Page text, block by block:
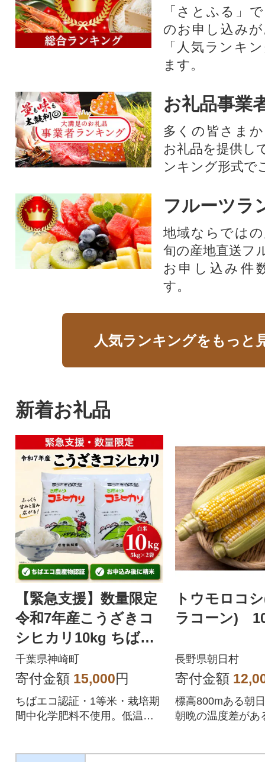
「さとふる」
のお申し込み
「人気ランキ
ます。
お礼品事業
多くの皆さま
お礼品を提供し
ンキング形式で
フルーツラ
地域ならでは
旬の産地直送フ
お申し込み件
す。
人気ランキングをもっと
新着お礼品
【緊急支援】数量限定
令和7年産こうざきコ
シヒカリ10kg ちばエ
コ認証 注文後精米
千葉県神崎町
寄付金額 15,000円
ちばエコ認証・1等米・栽培期
間中化学肥料不使用。低温保
トウモロコ
ラコーン)
長野県朝日村
寄付金額
標高800mある朝
朝晩の温度差があ